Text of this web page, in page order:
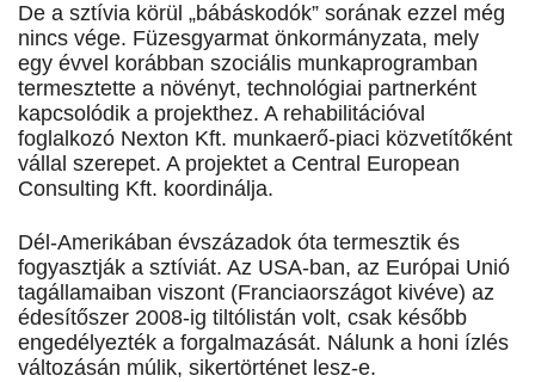
De a sztívia körül „bábáskodók” sorának ezzel még
nincs vége. Füzesgyarmat önkormányzata, mely
egy évvel korábban szociális munkaprogramban
termesztette a növényt, technológiai partnerként
kapcsolódik a projekthez. A rehabilitációval
foglalkozó Nexton Kft. munkaerő-piaci közvetítőként
vállal szerepet. A projektet a Central European
Consulting Kft. koordinálja.
Dél-Amerikában évszázadok óta termesztik és
fogyasztják a sztíviát. Az USA-ban, az Európai Unió
tagállamaiban viszont (Franciaországot kivéve) az
édesítőszer 2008-ig tiltólistán volt, csak később
engedélyezték a forgalmazását. Nálunk a honi ízlés
változásán múlik, sikertörténet lesz-e.